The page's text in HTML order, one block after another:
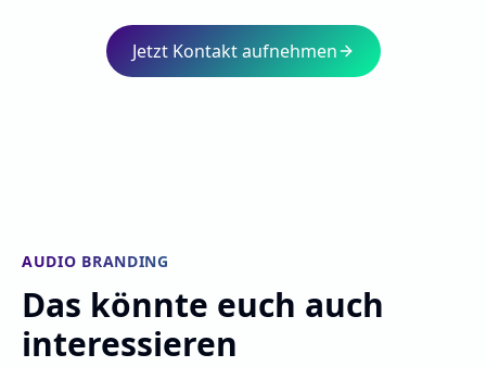
Jetzt Kontakt aufnehmen
AUDIO BRANDING
Das könnte euch auch
interessieren